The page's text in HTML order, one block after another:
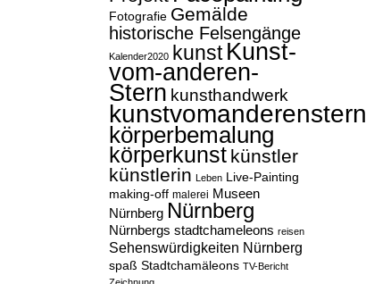
Fotografie Gemälde
historische Felsengänge
Kalender2020 kunst Kunst-
vom-anderen-
Stern kunsthandwerk
kunstvomanderenstern
körperbemalung
körperkunst künstler
künstlerin Leben Live-Painting
making-off malerei Museen
Nürnberg Nürnberg
Nürnbergs stadtchameleons reisen
Sehenswürdigkeiten Nürnberg
spaß Stadtchamäleons TV-Bericht